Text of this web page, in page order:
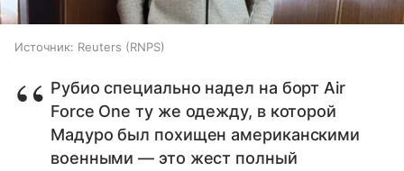
Источник: Reuters (RNPS)
Рубио специально надел на борт Air
Force One ту же одежду, в которой
Мадуро был похищен американскими
военными — это жест полный